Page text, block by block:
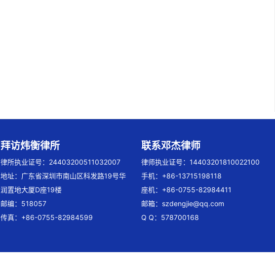
拜访炜衡律所
律所执业证号：24403200511032007
地址：广东省深圳市南山区科发路19号华
润置地大厦D座19楼
邮编：518057
传真：+86-0755-82984599
联系邓杰律师
律师执业证号：14403201810022100
手机：+86-13715198118
座机：+86-0755-82984411
邮箱： szdengjie@qq.com
Q Q：578700168